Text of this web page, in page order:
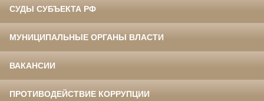
СУДЫ СУБЪЕКТА РФ
МУНИЦИПАЛЬНЫЕ ОРГАНЫ ВЛАСТИ
ВАКАНСИИ
ПРОТИВОДЕЙСТВИЕ КОРРУПЦИИ